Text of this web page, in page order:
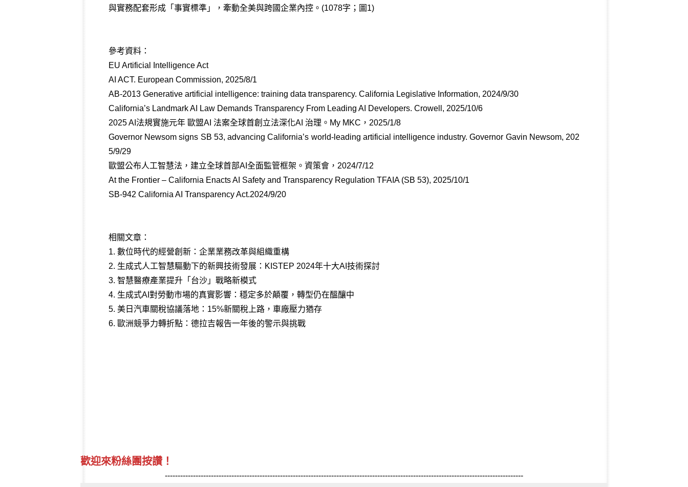
與實務配套形成「事實標準」，牽動全美與跨國企業內控。(1078字；圖1)
參考資料：
EU Artificial Intelligence Act
AI ACT. European Commission, 2025/8/1
AB-2013 Generative artificial intelligence: training data transparency. California Legislative Information, 2024/9/30
California’s Landmark AI Law Demands Transparency From Leading AI Developers. Crowell, 2025/10/6
2025 AI法規實施元年 歐盟AI 法案全球首創立法深化AI 治理。My MKC，2025/1/8
Governor Newsom signs SB 53, advancing California’s world-leading artificial intelligence industry. Governor Gavin Newsom, 202
5/9/29
歐盟公布人工智慧法，建立全球首部AI全面監管框架。資策會，2024/7/12
At the Frontier – California Enacts AI Safety and Transparency Regulation TFAIA (SB 53), 2025/10/1
SB-942 California AI Transparency Act.2024/9/20
相關文章：
1. 數位時代的經營創新：企業業務改革與組織重構
2. 生成式人工智慧驅動下的新興技術發展：KISTEP 2024年十大AI技術探討
3. 智慧醫療產業提升「台沙」戰略新模式
4. 生成式AI對勞動市場的真實影響：穩定多於顛覆，轉型仍在醞釀中
5. 美日汽車關稅協議落地：15%新關稅上路，車廠壓力猶存
6. 歐洲競爭力轉折點：德拉吉報告一年後的警示與挑戰
歡迎來粉絲團按讚！
--------------------------------------------------------------------------------------------------------------------------------------------